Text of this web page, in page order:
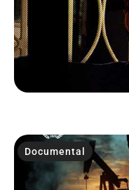
Documental